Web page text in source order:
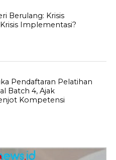
Berulang: Krisis
Implementasi?
Pendaftaran Pelatihan
Batch 4, Ajak
Kompetensi